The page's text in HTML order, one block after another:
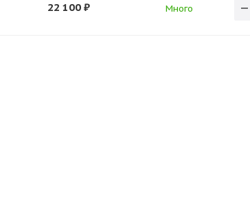
22 100 ₽ Много